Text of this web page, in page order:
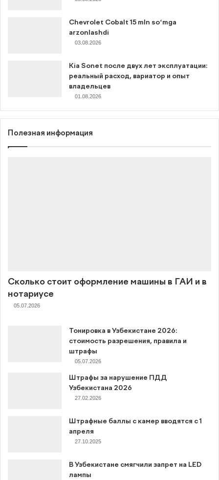
Chevrolet Cobalt 15 mln so‘mga
arzonlashdi
03.08.2026
Kia Sonet после двух лет эксплуатации:
реальный расход, вариатор и опыт
владельцев
01.08.2026
Полезная информация
Сколько стоит оформление машины в ГАИ и в
нотариусе
05.07.2026
Тонировка в Узбекистане 2026:
стоимость разрешения, правила и
штрафы
05.07.2026
Штрафы за нарушение ПДД
Узбекистана 2026
27.02.2026
Штрафные баллы с камер вводятся с 1
апреля
27.10.2025
В Узбекистане смягчили запрет на LED
лампы